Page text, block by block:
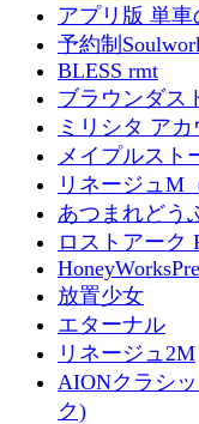
アプリ版 単
予約制
BLESS rmt
ブラウンダス
ミリシタ アカ
メイプルスト
リネージュM
あつまれどう
ロストアーク
放置少女
エターナル
リネージュ2M
AIONクラシ
ク)